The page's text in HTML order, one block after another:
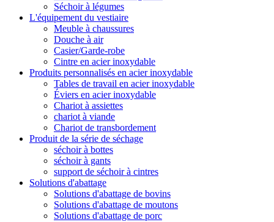
Séchoir à légumes
L'équipement du vestiaire
Meuble à chaussures
Douche à air
Casier/Garde-robe
Cintre en acier inoxydable
Produits personnalisés en acier inoxydable
Tables de travail en acier inoxydable
Éviers en acier inoxydable
Chariot à assiettes
chariot à viande
Chariot de transbordement
Produit de la série de séchage
séchoir à bottes
séchoir à gants
support de séchoir à cintres
Solutions d'abattage
Solutions d'abattage de bovins
Solutions d'abattage de moutons
Solutions d'abattage de porc